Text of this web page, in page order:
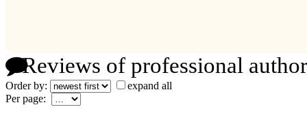
Reviews of professional
Order by:
expand all
Per page: